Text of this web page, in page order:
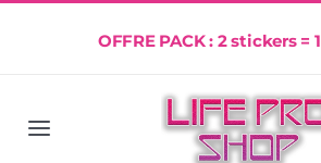
OFFRE PACK : 2 stickers =
Navigation